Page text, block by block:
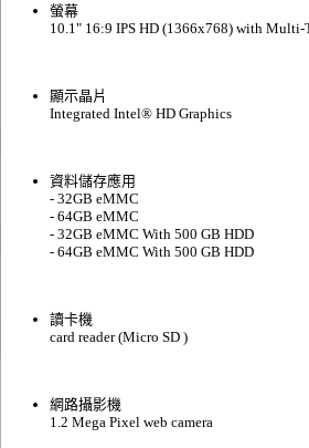
螢幕
10.1" 16:9 IPS HD (1366x768) with Multi-
顯示晶片
Integrated Intel® HD Graphics
資料儲存應用
- 32GB eMMC
- 64GB eMMC
- 32GB eMMC With 500 GB HDD
- 64GB eMMC With 500 GB HDD
讀卡機
card reader (Micro SD )
網路攝影機
1.2 Mega Pixel web camera